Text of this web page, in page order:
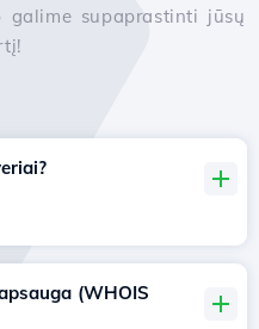
galime supaprastinti jūsų
(WHOIS